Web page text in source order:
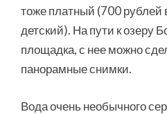
тоже платный (700 рублей
детский). На пути к озеру
площадка, с нее можно
панорамные снимки.
Вода очень необычного